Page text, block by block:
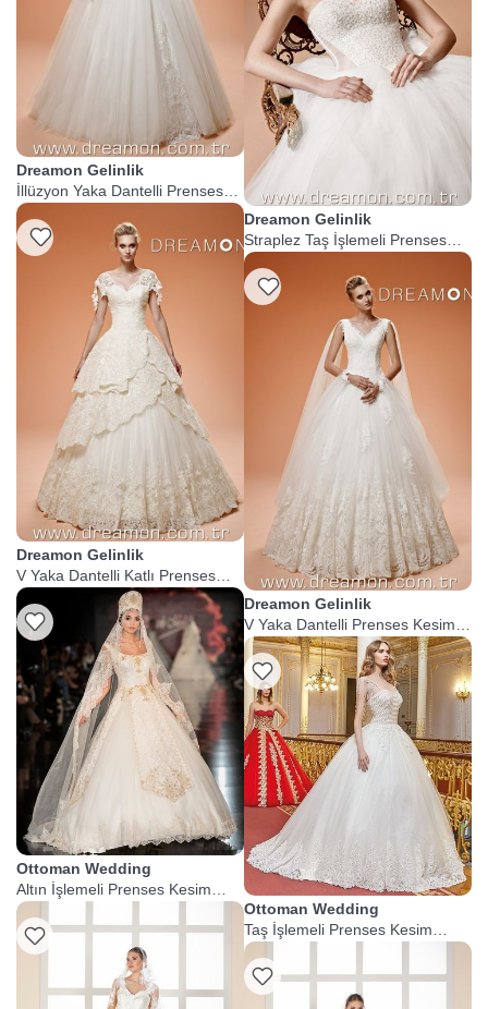
Dreamon Gelinlik
İllüzyon Yaka Dantelli Prenses
Gelinlik
Listeme Ekle
Dreamon Gelinlik
V Yaka Dantelli Katlı Prenses
Gelinlik
Ottoman Wedding
Altın İşlemeli Prenses Kesim
Gelinlik
Dreamon Gelinlik
Straplez Taş İşlemeli Prenses
Gelinlik
Listeme Ekle
Dreamon Gelinlik
V Yaka Dantelli Prenses Kesim
Gelinlik
Ottoman Wedding
Taş İşlemeli Prenses Kesim
Dantelli Gelinlik